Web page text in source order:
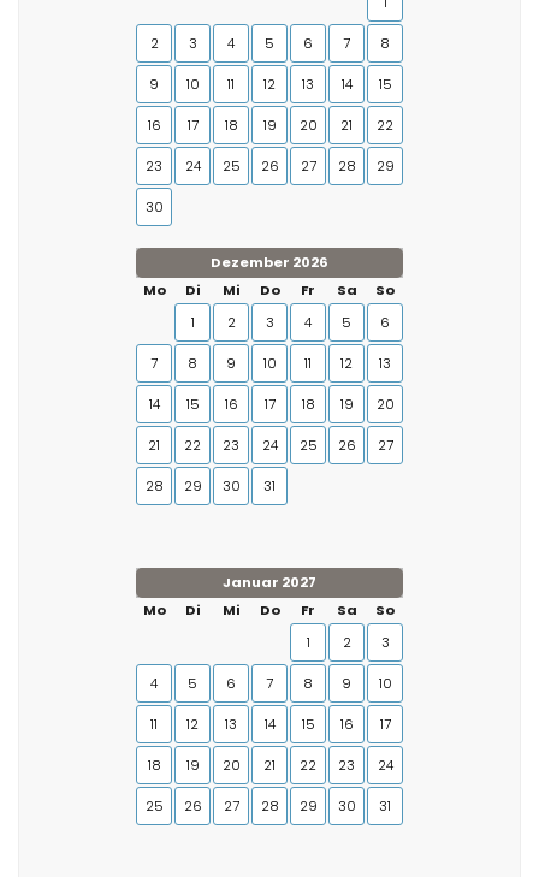
2 3 4 5 6 7 8
9 10 11 12 13 14 15
16 17 18 19 20 21 22
23 24 25 26 27 28 29
30
Dezember 2026
Mo
Di Mi Do Fr Sa
So
1
2 3 4 5 6
7 8 9 10 11 12 13
14 15 16 17 18 19 20
21 22 23 24 25 26 27
28 29 30 31
Januar 2027
Mo
Di Mi Do Fr Sa
So
1
2 3
4 5 6 7 8 9 10
11 12 13 14 15 16 17
18 19 20 21 22 23 24
25 26 27 28 29 30 31